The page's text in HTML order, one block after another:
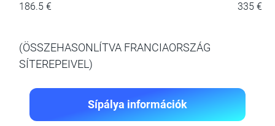
186.5 € 335 €
(ÖSSZEHASONLÍTVA FRANCIAORSZÁG
SÍTEREPEIVEL)
Sípálya információk